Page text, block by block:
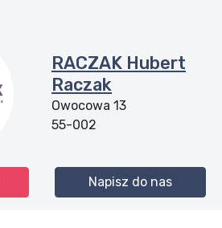
RACZAK Hubert
Raczak
Owocowa 13
55-002
Napisz do nas